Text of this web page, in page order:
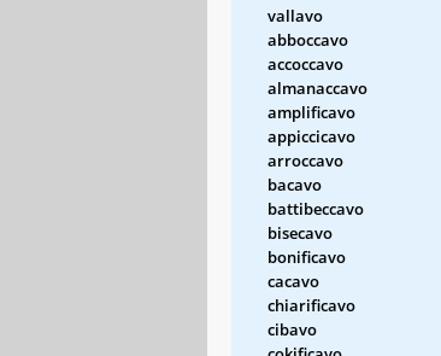
vallavo
abboccavo
accoccavo
almanaccavo
amplificavo
appiccicavo
arroccavo
bacavo
battibeccavo
bisecavo
bonificavo
cacavo
chiarificavo
cibavo